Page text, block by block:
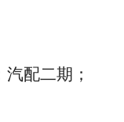
配二期；